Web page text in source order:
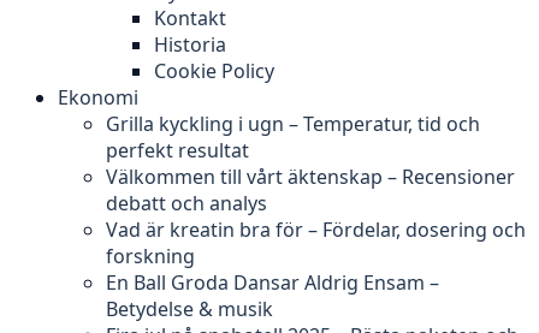
Kontakt
Historia
Cookie Policy
Ekonomi
Grilla kyckling i ugn – Temperatur, tid och
perfekt resultat
Välkommen till vårt äktenskap – Recensioner
debatt och analys
Vad är kreatin bra för – Fördelar, dosering och
forskning
En Ball Groda Dansar Aldrig Ensam –
Betydelse & musik